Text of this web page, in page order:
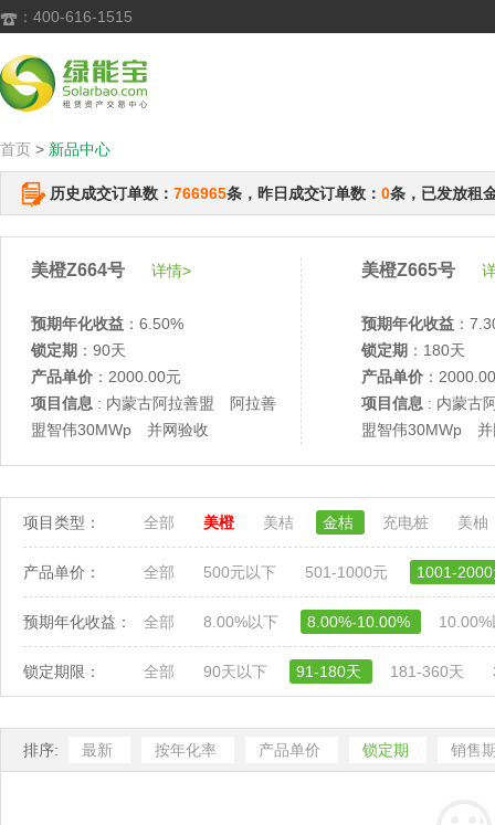
 ：400-616-1515
首页 > 新品中心
历史成交订单数： 766965条，昨日成交订单数： 0条，已发放租
美橙Z664号 详情>
预期年化收益 ：6.50%
锁定期 ：90天
产品单价 ：2000.00元
项目信息 : 内蒙古阿拉善盟 阿拉善
盟智伟30MWp 并网验收
美橙Z665号
预期年化收益 ：
锁定期 ：180天
产品单价 ：
项目信息 : 内蒙古
盟智伟30MWp 并
项目类型： 全部 美橙 美桔 金桔 充电桩 美柚
产品单价： 全部 500元以下 501-1000元 1001-
预期年化收益： 全部 8.00%以下 8.00%-10.00%
锁定期限： 全部 90天以下 91-180天 181-360天
排序: 最新 按年化率 产品单价 锁定期 销售